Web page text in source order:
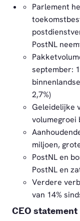
Parlement
PostNL
september:
2,7%)
Geleidelijke
volumegroei
miljoen,
PostNL en
PostNL en
Verdere
van 14%
CEO statement